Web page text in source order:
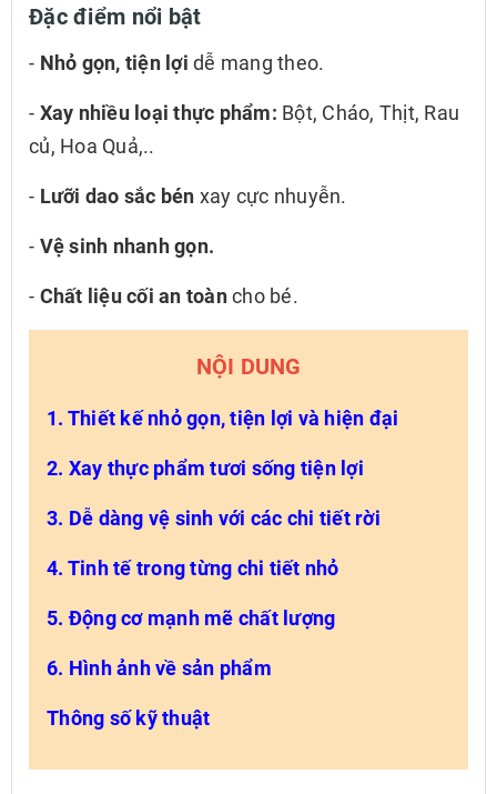
Đặc điểm nổi bật
- Nhỏ gọn, tiện lợi dễ mang theo.
- Xay nhiều loại thực phẩm: Bột, Cháo, Thịt, Rau
củ, Hoa Quả,..
- Lưỡi dao sắc bén xay cực nhuyễn.
- Vệ sinh nhanh gọn.
- Chất liệu cối an toàncho bé.
NỘI DUNG
1. Thiết kế nhỏ gọn, tiện lợi và hiện đại
2. Xay thực phẩm tươi sống tiện lợi
3. Dễ dàng vệ sinh với các chi tiết rời
4. Tinh tế trong từng chi tiết nhỏ
5. Động cơ mạnh mẽ chất lượng
6. Hình ảnh về sản phẩm
Thông số kỹ thuật